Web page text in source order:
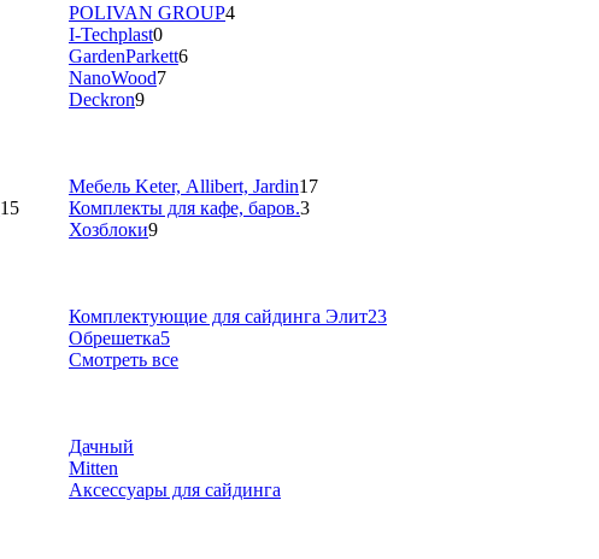
POLIVAN GROUP4
I-Techplast0
GardenParkett6
NanoWood7
Deckron9
15
Мебель Keter, Allibert, Jardin17
Комплекты для кафе, баров.3
Хозблоки9
Комплектующие для cайдинга Элит23
Обрешетка5
Смотреть все
Дачный
Mitten
Аксессуары для сайдинга